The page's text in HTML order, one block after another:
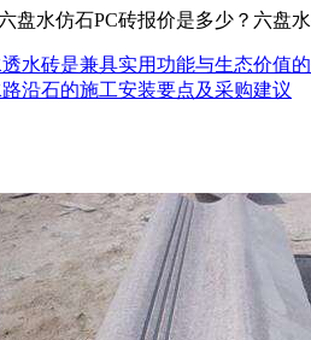
盘水仿石PC砖报价是多少？六盘
水砖是兼具实用功能与生态价值
沿石的施工安装要点及采购建议